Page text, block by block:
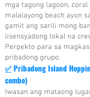
mga tagong lagoon,
malalayong beach ayon
gamit ang sarili mong
lisensyadong lokal na
Perpekto para sa
pribadong grupo.
✅Pribadong Island
combo)
Iwasan ang mataong